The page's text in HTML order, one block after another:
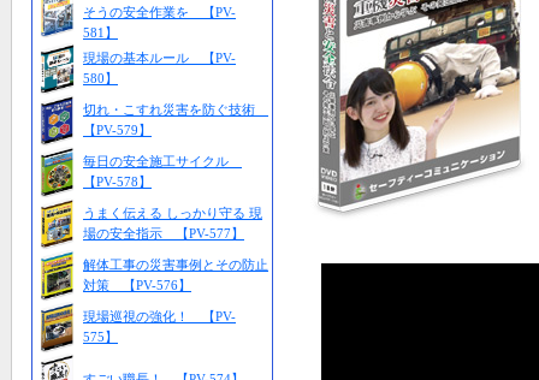
そうの安全作業を 【PV-
581】
現場の基本ルール 【PV-
580】
切れ・こすれ災害を防ぐ技術
【PV-579】
毎日の安全施工サイクル
【PV-578】
うまく伝える しっかり守る 現
場の安全指示 【PV-577】
解体工事の災害事例とその防止
対策 【PV-576】
現場巡視の強化！ 【PV-
575】